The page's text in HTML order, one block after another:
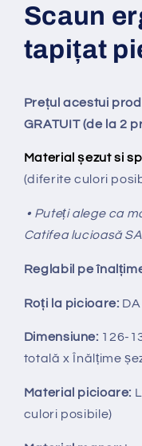
Scaun
tapițat
Prețul acestui
GRATUIT (de la 2
Material șezut si
(diferite culori
• Puteți alege ca
Catifea lucioasă
Reglabil peînal ț
Roți la picioare: DA
Dimensiune: 126-
totală x Înălțimeș
Material picioare:
culori posibile)